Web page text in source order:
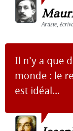
Artiste,
Il n'y a que
monde : le
est idéal...